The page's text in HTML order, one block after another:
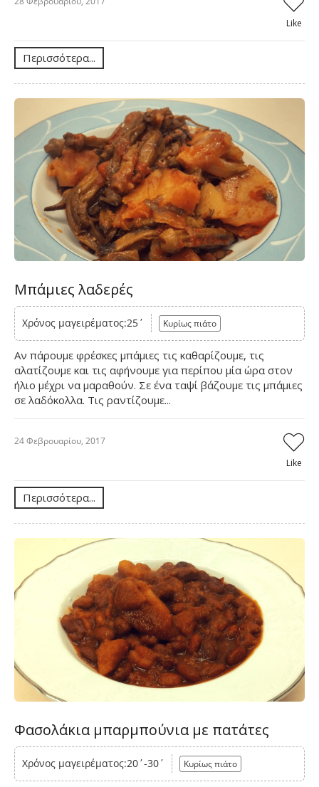
Like
Περισσότερα...
Μπάμιες λαδερές
Χρόνος μαγειρέματος:25΄ Κυρίως πιάτο
Αν πάρουμε φρέσκες μπάμιες τις καθαρίζουμε, τις
αλατίζουμε και τις αφήνουμε για περίπου μία ώρα στον
ήλιο μέχρι να μαραθούν. Σε ένα ταψί βάζουμε τις μπάμιες
σε λαδόκολλα. Τις ραντίζουμε...
24 Φεβρουαρίου, 2017
Like
Περισσότερα...
Φασολάκια μπαρμπούνια με πατάτες
Χρόνος μαγειρέματος:20΄-30΄ Κυρίως πιάτο